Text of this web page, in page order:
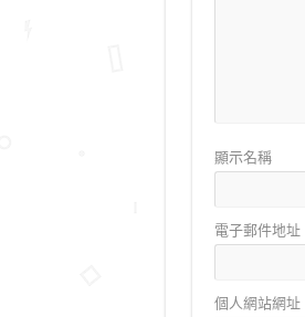
顯示名稱
電子郵件地址
個人網站網址